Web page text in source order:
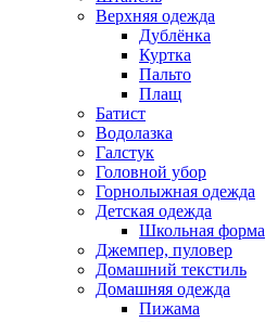
Верхняя одежда
Дублёнка
Куртка
Пальто
Плащ
Батист
Водолазка
Галстук
Головной убор
Горнолыжная одежда
Детская одежда
Школьная форма
Джемпер, пуловер
Домашний текстиль
Домашняя одежда
Пижама